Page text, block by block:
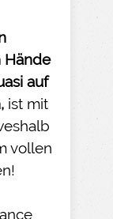
Hände
auf
ist mit
vollen